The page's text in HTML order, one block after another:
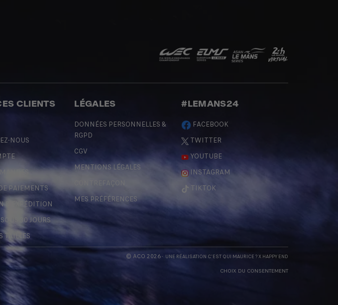
CLIENTS
NOUS
PAIEMENTS
& EXPÉDITION
30 JOURS
TAILLES
LÉGALES
DONNÉES PERSONNELLES &
RGPD
CGV
MENTIONS LÉGALES
CONTREFAÇON
MES PRÉFÉRENCES
#LEMANS24
FACEBOOK
TWITTER
YOUTUBE
INSTAGRAM
TIKTOK
© ACO 2026- UNE RÉALISATION C'EST QUI MAURICE ? X HAPPY END
CHOIX DU CONSENTEMENT